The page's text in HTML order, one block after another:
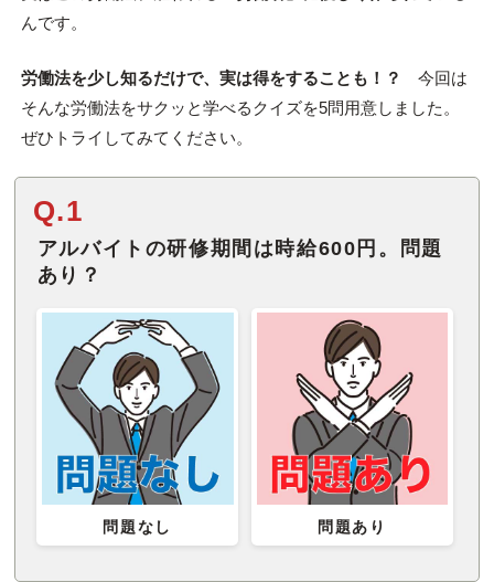
んです。
労働法を少し知るだけで、実は得をすることも！？
今回は
そんな労働法をサクッと学べるクイズを5問用意しました。
ぜひトライしてみてください。
Q.1
アルバイトの研修期間は時給600円。問題
あり？
問題なし 問題あり